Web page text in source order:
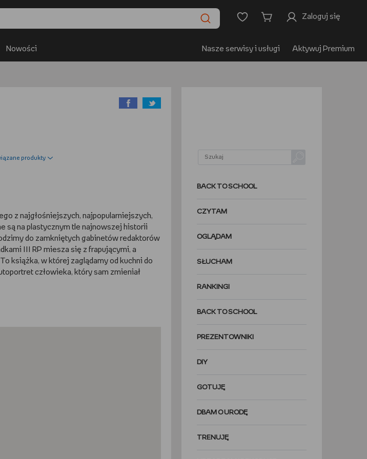
Zaloguj się
Nowości Nasze serwisy i usługi Aktywuj Premium
produkty
z najgłośniejszych, najpopularniejszych,
są na plastycznym tle najnowszej historii
do zamkniętych gabinetów redaktorów
III RP miesza się z frapującymi, a
książka, w której zaglądamy od kuchni do
człowieka, który sam zmieniał
BACK TO SCHOOL
CZYTAM
OGLĄDAM
SŁUCHAM
RANKINGI
BACK TO SCHOOL
PREZENTOWNIKI
DIY
GOTUJĘ
DBAM O URODĘ
TRENUJĘ